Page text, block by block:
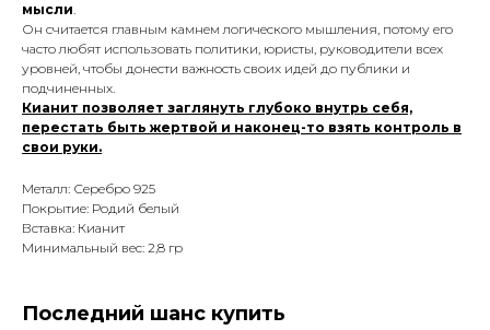
мысли.
Он считается главным камнем логического мышления, потому его
часто любят использовать политики, юристы, руководители всех
уровней, чтобы донести важность своих идей до публики и
подчиненных.
Кианит позволяет заглянуть глубоко внутрь себя,
перестать быть жертвой и наконец-то взять контроль в
свои руки.
Металл: Серебро 925
Покрытие: Родий белый
Вставка: Кианит
Минимальный вес: 2,8 гр
Последний шанс купить